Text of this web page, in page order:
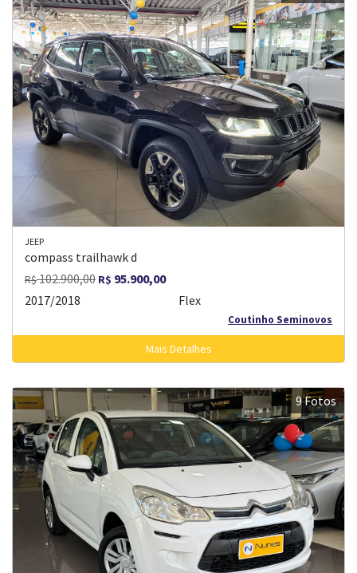
JEEP
compass trailhawk d
R$102.900,00 R$ 95.900,00
2017/2018
Flex
Coutinho Seminovos
Mais Detalhes
9 Fotos